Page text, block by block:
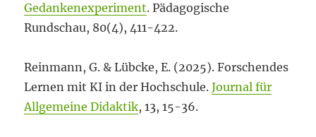
Gedankenexperiment. Pädagogische
Rundschau, 80(4), 411-422.
Reinmann, G. & Lübcke, E. (2025). Forschendes
Lernen mit KI in der Hochschule.Journal für
Allgemeine Didaktik, 13, 15-36.